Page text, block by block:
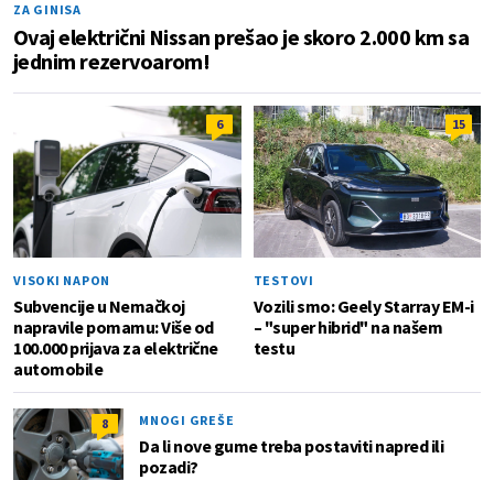
ZA GINISA
Ovaj električni Nissan prešao je skoro 2.000 km sa
jednim rezervoarom!
6
VISOKI NAPON
Subvencije u Nemačkoj
napravile pomamu: Više od
100.000 prijava za električne
automobile
15
TESTOVI
Vozili smo: Geely Starray EM-i
– "super hibrid" na našem
testu
8 MNOGI GREŠE
Da li nove gume treba postaviti napred ili
pozadi?